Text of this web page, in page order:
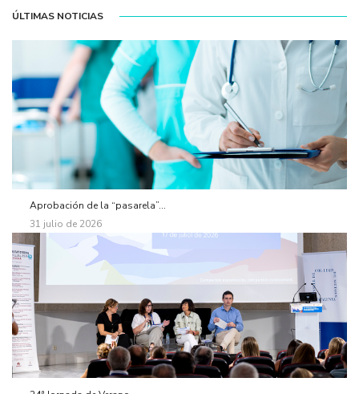
ÚLTIMAS NOTICIAS
Aprobación de la “pasarela”...
31 julio de 2026